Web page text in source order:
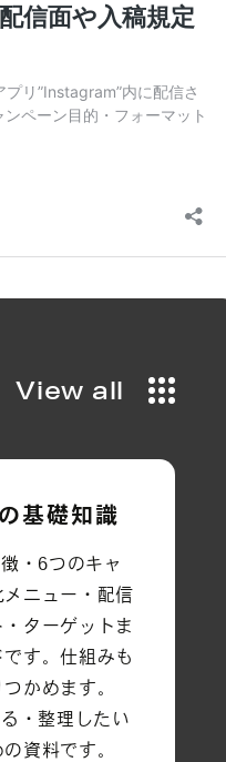
View all
基礎知識
・6つのキャ
メニュー・配信
ターゲットま
す。仕組みも
かめます。
・整理したい
資料です。